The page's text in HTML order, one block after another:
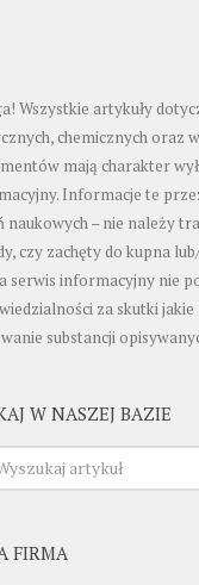
Wszystkie artykuły
chemicznych oraz
mają charakter
Informacje te
naukowych – nie należy
czy zachęty do kupna
serwis informacyjny nie
za skutki
substancji
W NASZEJ BAZIE
FIRMA